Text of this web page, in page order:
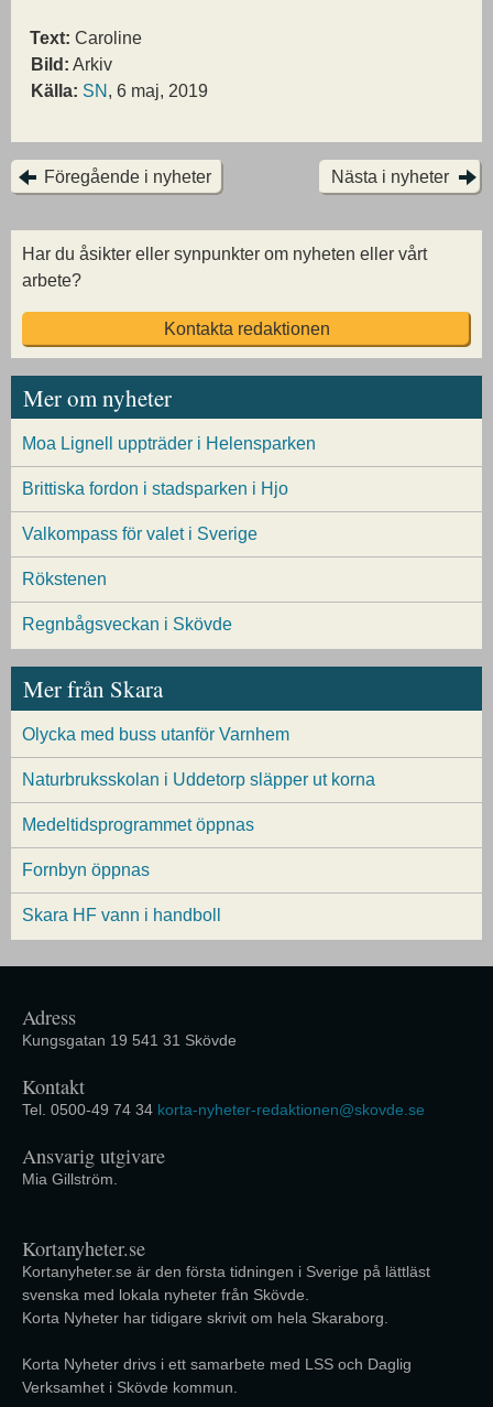
Text: Caroline
Bild: Arkiv
Källa: SN , 6 maj, 2019
Föregående i nyheter Nästa i nyheter
Har du åsikter eller synpunkter om nyheten eller vårt
arbete?
Kontakta redaktionen
Mer om nyheter
Moa Lignell uppträder i Helensparken
Brittiska fordon i stadsparken i Hjo
Valkompass för valet i Sverige
Rökstenen
Regnbågsveckan i Skövde
Mer från Skara
Olycka med buss utanför Varnhem
Naturbruksskolan i Uddetorp släpper ut korna
Medeltidsprogrammet öppnas
Fornbyn öppnas
Skara HF vann i handboll
Adress
Kungsgatan 19 541 31 Skövde
Kontakt
Tel. 0500-49 74 34 korta-nyheter-redaktionen@skovde.se
Ansvarig utgivare
Mia Gillström.
Kortanyheter.se
Kortanyheter.se är den första tidningen i Sverige på lättläst
svenska med lokala nyheter från Skövde.
Korta Nyheter har tidigare skrivit om hela Skaraborg.
Korta Nyheter drivs i ett samarbete med LSS och Daglig
Verksamhet i Skövde kommun.